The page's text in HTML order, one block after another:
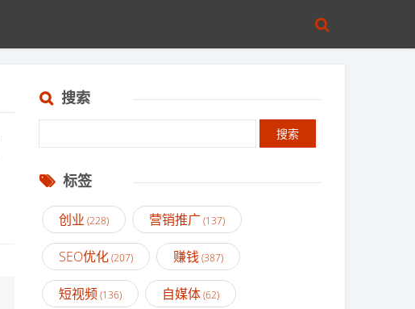
搜索
标签
创业 (228) 营销推广 (137)
SEO优化(207) 赚钱(387)
短视频(136) 自媒体(62)